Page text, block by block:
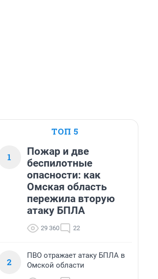
ТОП 5
1
Пожар и две
беспилотные
опасности: как
Омская область
пережила вторую
атаку БПЛА
29 360 22
2
ПВО отражает атаку БПЛА в
Омской области